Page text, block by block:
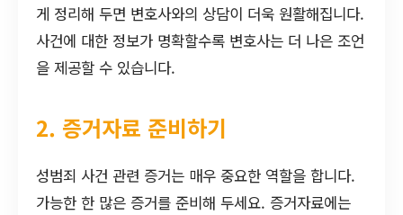
게 정리해 두면 변호사와의 상담이 더욱 원활해집니다.
사건에 대한 정보가 명확할수록 변호사는 더 나은 조언
을 제공할 수 있습니다.
2. 증거자료 준비하기
성범죄 사건 관련 증거는 매우 중요한 역할을 합니다.
가능한 한 많은 증거를 준비해 두세요. 증거자료에는